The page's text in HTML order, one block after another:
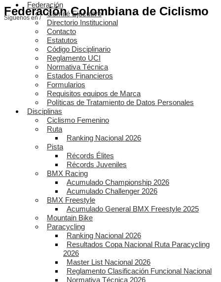
Federación Colombiana de Ciclismo
Síguenos en /
Federación
Comité Ejecutivo
Directorio Institucional
Contacto
Estatutos
Código Disciplinario
Reglamento UCI
Normativa Técnica
Estados Financieros
Formularios
Requisitos equipos de Marca
Políticas de Tratamiento de Datos Personales
Disciplinas
Ciclismo Femenino
Ruta
Ranking Nacional 2026
Pista
Récords Élites
Récords Juveniles
BMX Racing
Acumulado Championship 2026
Acumulado Challenger 2026
BMX Freestyle
Acumulado General BMX Freestyle 2025
Mountain Bike
Paracycling
Ranking Nacional 2026
Resultados Copa Nacional Ruta Paracycling
2026
Master List Nacional 2026
Reglamento Clasificación Funcional Nacional
Normativa Técnica 2026